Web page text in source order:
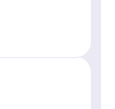
Software